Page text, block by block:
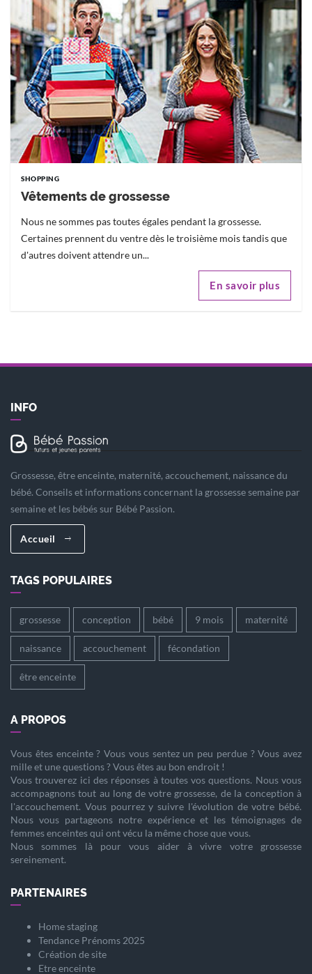
SHOPPING
Vêtements de grossesse
Nous ne sommes pas toutes égales pendant la grossesse.
Certaines prennent du ventre dès le troisième mois tandis que
d'autres doivent attendre un...
En savoir plus
INFO
Grossesse, être enceinte, maternité, accouchement, naissance du
bébé. Conseils et informations concernant la grossesse semaine par
semaine et les bébés sur Bébé Passion.
Accueil
TAGS POPULAIRES
grossesse conception bébé 9 mois maternité
naissance accouchement fécondation
être enceinte
A PROPOS
Vous êtes enceinte? Vous vous sentez un peu perdue ? Vous avez
mille et une questions ? Vous êtes au bon endroit !
Vous trouverez ici des réponses à toutes vos questions. Nous vous
accompagnons tout au long de votre grossesse, de la conception à
l'accouchement. Vous pourrez y suivre l'évolution de votre bébé.
Nous vous partageons notre expérience et les témoignages de
femmes enceintes qui ont vécu la même chose que vous.
Nous sommes là pour vous aider à vivre votre grossesse
sereinement.
PARTENAIRES
Home staging
Tendance Prénoms 2025
Création de site
Etre enceinte